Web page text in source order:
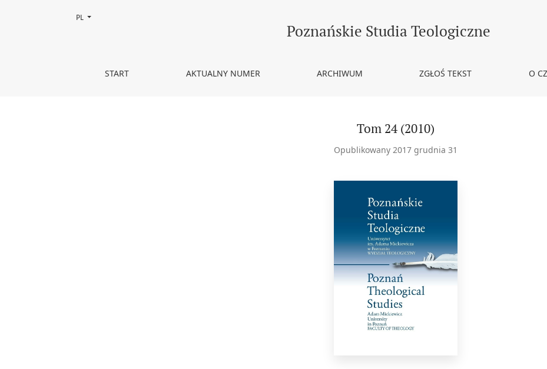
Tom 24 (2010) Poznańskie Studia Teologiczne
START AKTUALNY NUMER ARCHIWUM ZGŁOŚ TEKST O
Zmień język, obecnie wybrany to:
PL
Tom 24 (2010)
Opublikowany 2017 grudnia 31